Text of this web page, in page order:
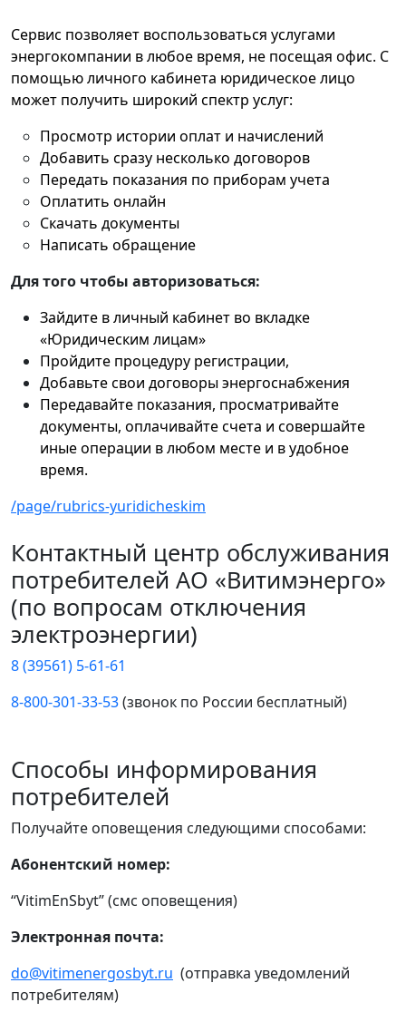
Сервис позволяет воспользоваться услугами
энергокомпании в любое время, не посещая офис. С
помощью личного кабинета юридическое лицо
может получить широкий спектр услуг:
Просмотр истории оплат и начислений
Добавить сразу несколько договоров
Передать показания по приборам учета
Оплатить онлайн
Скачать документы
Написать обращение
Для того чтобы авторизоваться:
Зайдите в личный кабинет во вкладке
«Юридическим лицам»
Пройдите процедуру регистрации,
Добавьте свои договоры энергоснабжения
Передавайте показания, просматривайте
документы, оплачивайте счета и совершайте
иные операции в любом месте и в удобное
время.
/page/rubrics-yuridicheskim
Контактный центр обслуживания
потребителей АО «Витимэнерго»
(по вопросам отключения
электроэнергии)
8 (39561) 5-61-61
8-800-301-33-53(звонок по России бесплатный)
Способы информирования
потребителей
Получайте оповещения следующими способами:
Абонентский номер:
“VitimEnSbyt” (смс оповещения)
Электронная почта:
do@vitimenergosbyt.ru (отправка уведомлений
потребителям)